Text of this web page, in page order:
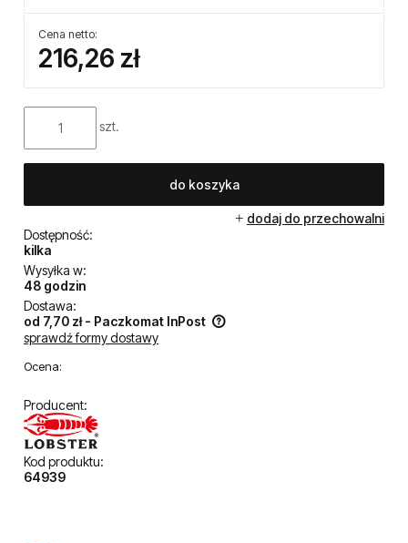
Cena netto:
216,26 zł
szt.
do koszyka
dodaj do przechowalni
Dostępność:
kilka
Wysyłka w:
48 godzin
Dostawa:
od 7,70 zł - Paczkomat InPost
Cena nie zawiera ewentualnych kosztów płatności
sprawdź formy dostawy
Ocena:
Producent:
Kod produktu:
64939